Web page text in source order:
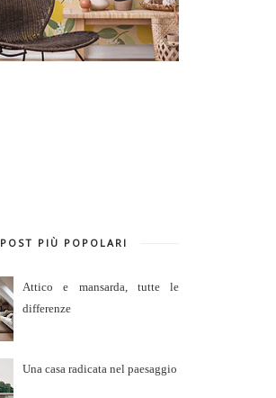
POST PIÙ POPOLARI
Attico e mansarda, tutte le
differenze
Una casa radicata nel paesaggio